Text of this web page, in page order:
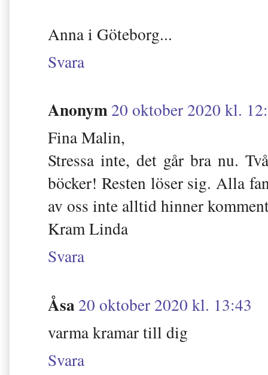
Anna i Göteborg...
Svara
Anonym20 oktober 2020 kl.
Fina Malin,
Stressa inte, det går bra nu.
böcker! Resten löser sig. Alla
av oss inte alltid hinner
Kram Linda
Svara
Åsa20 oktober 2020 kl. 13:43
varma kramar till dig
Svara